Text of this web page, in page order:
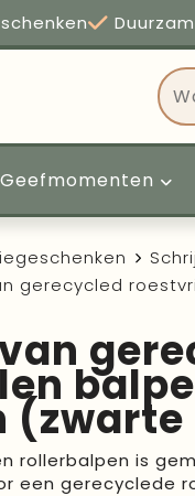
Geefmomenten
gerecycled
rollerbalpen is
een gerecyclede